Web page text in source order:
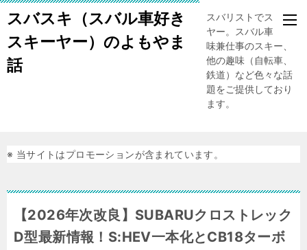
スバスキ（スバル車好き
スキーヤー）のよもやま
話
スバリストでスキー
ヤー。スバル車、趣
味兼仕事のスキー、
他の趣味（自転車、
鉄道）など色々な話
題をご提供しており
ます。
※ 当サイトはプロモーションが含まれています。
【2026年次改良】SUBARUクロストレック
D型最新情報！S:HEV一本化とCB18ターボ